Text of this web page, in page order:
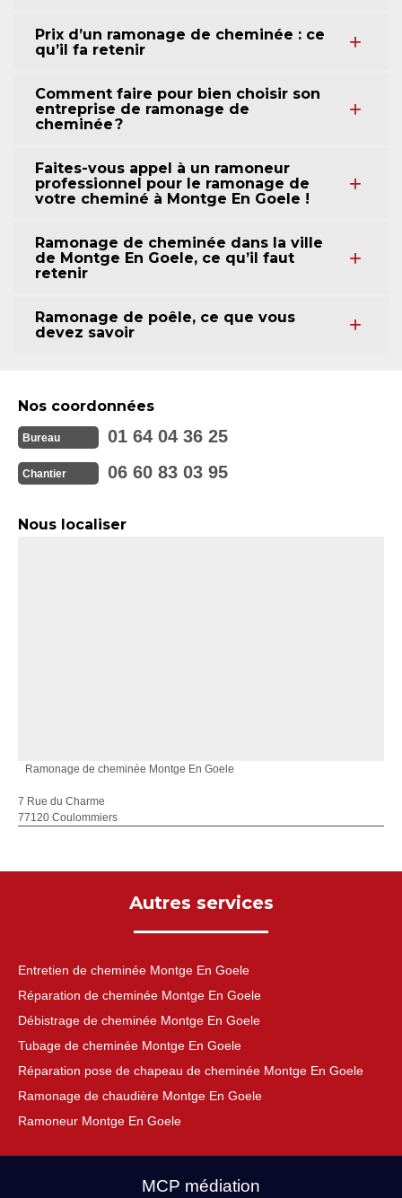
Prix d’un ramonage de cheminée : ce
qu’il fa retenir
Comment faire pour bien choisir son
entreprise de ramonage de
cheminée ?
Faites-vous appel à un ramoneur
professionnel pour le ramonage de
votre cheminé à Montge En Goele !
Ramonage de cheminée dans la ville
de Montge En Goele, ce qu’il faut
retenir
Ramonage de poêle, ce que vous
devez savoir
Nos coordonnées
Bureau 01 64 04 36 25
Chantier 06 60 83 03 95
Nous localiser
Ramonage de cheminée Montge En Goele
7 Rue du Charme
77120 Coulommiers
Autres services
Entretien de cheminée Montge En Goele
Réparation de cheminée Montge En Goele
Débistrage de cheminée Montge En Goele
Tubage de cheminée Montge En Goele
Réparation pose de chapeau de cheminée Montge En Goele
Ramonage de chaudière Montge En Goele
Ramoneur Montge En Goele
MCP médiation